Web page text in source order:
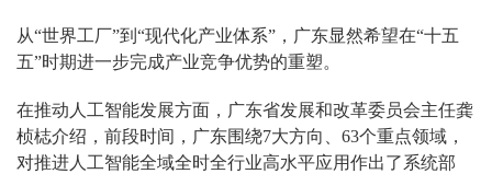
从“世界工厂”到“现代化产业体系”，广东显然希望在“十五
五”时期进一步完成产业竞争优势的重塑。
在推动人工智能发展方面，广东省发展和改革委员会主任龚
桢梽介绍，前段时间，广东围绕7大方向、63个重点领域，
对推进人工智能全域全时全行业高水平应用作出了系统部